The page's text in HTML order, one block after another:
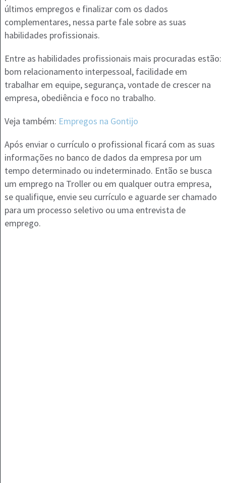
últimos empregos e finalizar com os dados
complementares, nessa parte fale sobre as suas
habilidades profissionais.
Entre as habilidades profissionais mais procuradas estão:
bom relacionamento interpessoal, facilidade em
trabalhar em equipe, segurança, vontade de crescer na
empresa, obediência e foco no trabalho.
Veja também: Empregos na Gontijo
Após enviar o currículo o profissional ficará com as suas
informações no banco de dados da empresa por um
tempo determinado ou indeterminado. Então se busca
um emprego na Troller ou em qualquer outra empresa,
se qualifique, envie seu currículo e aguarde ser chamado
para um processo seletivo ou uma entrevista de
emprego.